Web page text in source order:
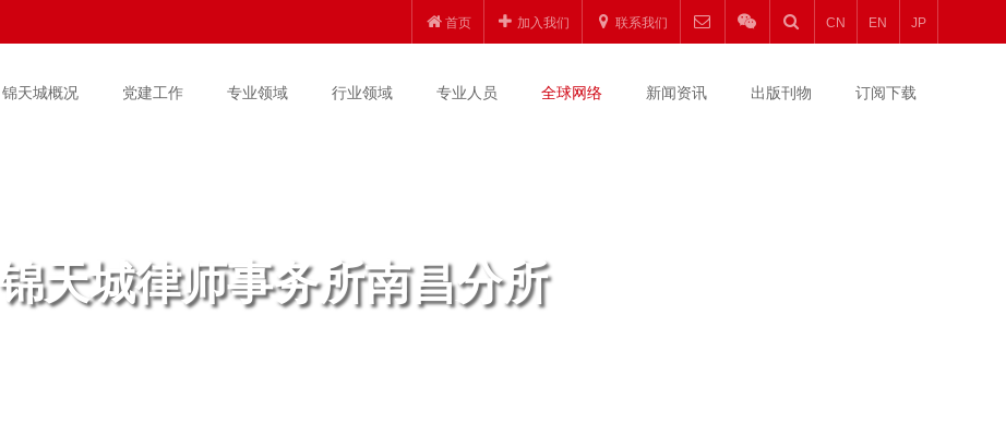
首页 加入我们 联系我们 CN EN JP
锦天城概况 党建工作 专业领域 行业领域 专业人员 全球网络 新闻资讯 出版刊物 订阅下载
锦天城律师事务所南昌分所